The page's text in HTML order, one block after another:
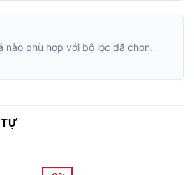
nào phù hợp với bộ lọc đã chọn.